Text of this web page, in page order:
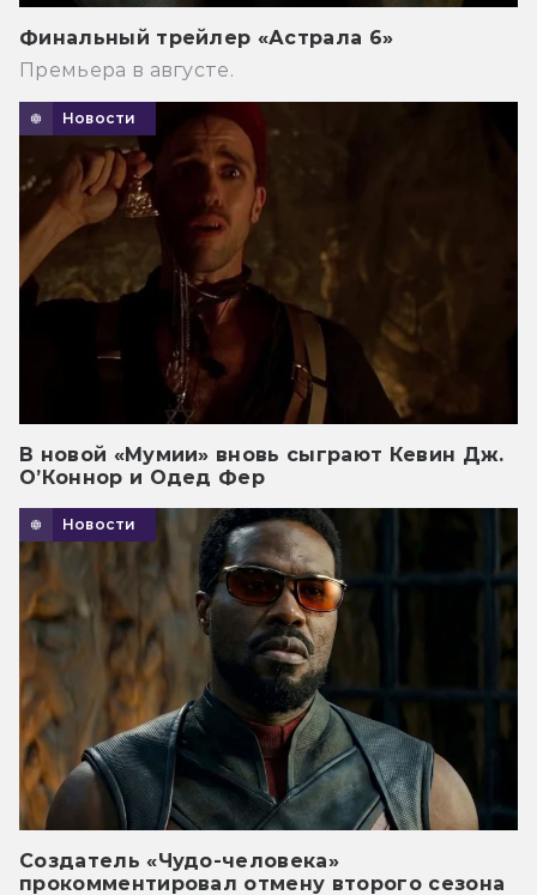
Финальный трейлер «Астрала 6»
Премьера в августе.
Новости
В новой «Мумии» вновь сыграют Кевин Дж.
О’Коннор и Одед Фер
Новости
Создатель «Чудо-человека»
прокомментировал отмену второго сезона